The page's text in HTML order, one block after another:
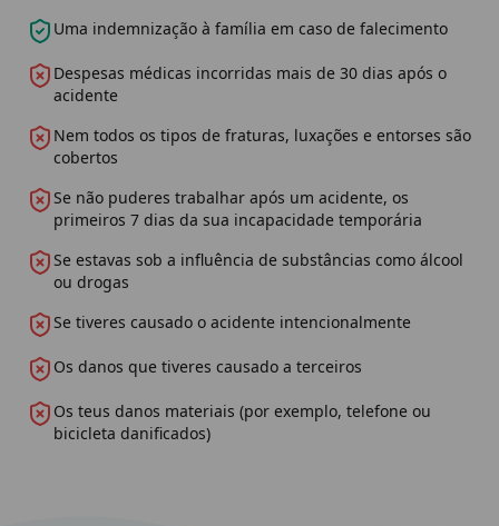
Uma indemnização à família em caso de falecimento
Despesas médicas incorridas mais de 30 dias após o
acidente
Nem todos os tipos de fraturas, luxações e entorses são
cobertos
Se não puderes trabalhar após um acidente, os
primeiros 7 dias da sua incapacidade temporária
Se estavas sob a influência de substâncias como álcool
ou drogas
Se tiveres causado o acidente intencionalmente
Os danos que tiveres causado a terceiros
Os teus danos materiais (por exemplo, telefone ou
bicicleta danificados)